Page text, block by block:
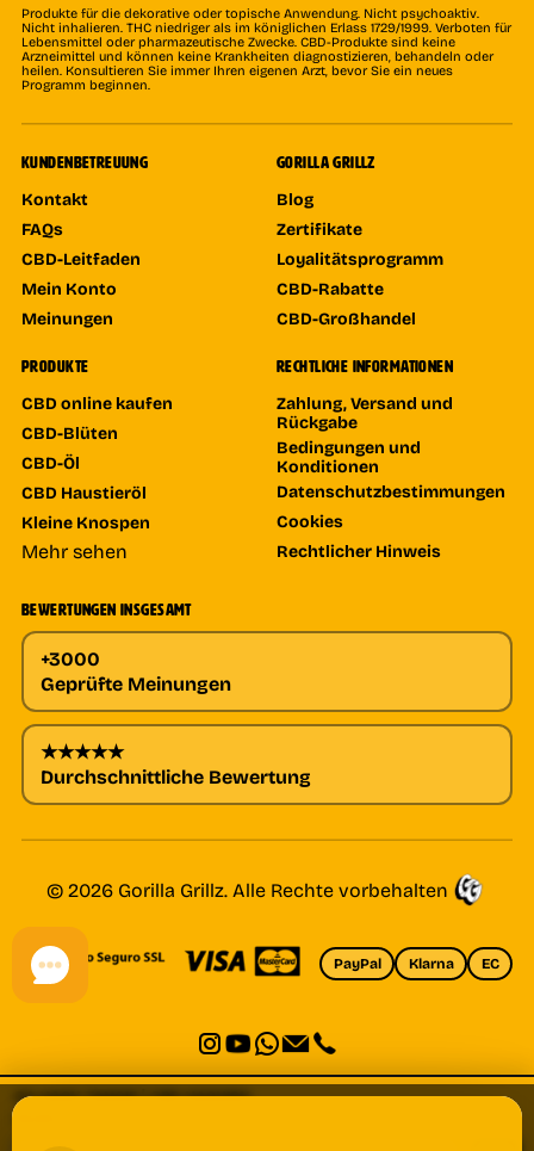
GG HASH TANGIE | CBD HASHISH
Produkte für die dekorative oder topische Anwendung. Nicht psychoaktiv.
Nicht inhalieren. THC niedriger als im königlichen Erlass 1729/1999. Verboten für
Lebensmittel oder pharmazeutische Zwecke. CBD-Produkte sind keine
Arzneimittel und können keine Krankheiten diagnostizieren, behandeln oder
heilen. Konsultieren Sie immer Ihren eigenen Arzt, bevor Sie ein neues
Programm beginnen.
KUNDENBETREUUNG
Kontakt
FAQs
CBD-Leitfaden
Mein Konto
Meinungen
GORILLA GRILLZ
Blog
Zertifikate
Loyalitätsprogramm
CBD-Rabatte
CBD-Großhandel
PRODUKTE
CBD online kaufen
CBD-Blüten
CBD-Öl
CBD Haustieröl
Kleine Knospen
Mehr sehen
RECHTLICHE INFORMATIONEN
Zahlung, Versand und
Rückgabe
Bedingungen und
Konditionen
Datenschutzbestimmungen
Cookies
Rechtlicher Hinweis
BEWERTUNGEN INSGESAMT
+3000
Geprüfte Meinungen
★★★★★
Durchschnittliche Bewertung
© 2026 Gorilla Grillz. Alle Rechte vorbehalten
PayPal Klarna EC